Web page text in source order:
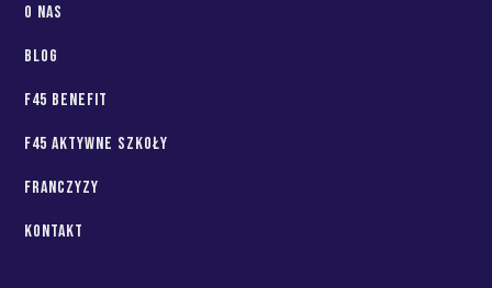
O nas
Blog
f45 benefit
f45 aktywne szkoły
franczyzy
Kontakt